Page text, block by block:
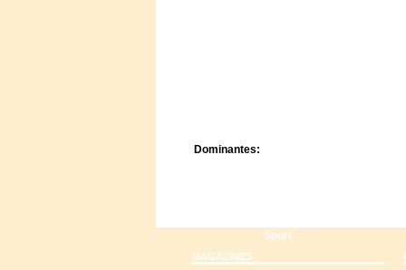
Dominantes:
Sport
MAGAZINES